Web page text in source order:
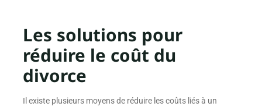
Les solutions pour
réduire le coût du
divorce
Il existe plusieurs moyens de réduire les coûts liés à un